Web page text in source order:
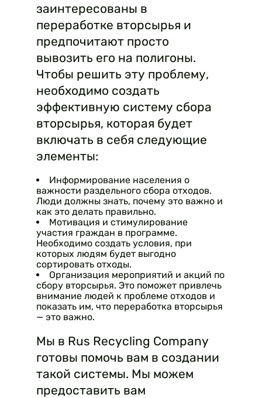
заинтересованы в
переработке вторсырья и
предпочитают просто
вывозить его на полигоны.
Чтобы решить эту проблему,
необходимо создать
эффективную систему сбора
вторсырья, которая будет
включать в себя следующие
элементы:
Информирование населения о
важности раздельного сбора отходов.
Люди должны знать, почему это важно и
как это делать правильно.
Мотивация и стимулирование
участия граждан в программе.
Необходимо создать условия, при
которых людям будет выгодно
сортировать отходы.
Организация мероприятий и акций по
сбору вторсырья. Это поможет привлечь
внимание людей к проблеме отходов и
показать им, что переработка вторсырья
— это важно.
Мы в Rus Recycling Company
готовы помочь вам в создании
такой системы. Мы можем
предоставить вам